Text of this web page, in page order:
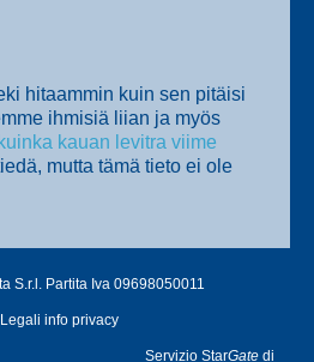
hitaammin kuin sen pitäisi
ihmisiä liian ja myös
kuinka kauan levitra viime
mutta tämä tieto ei ole
S.r.l. Partita Iva 09698050011
info privacy
Servizio StarGate di